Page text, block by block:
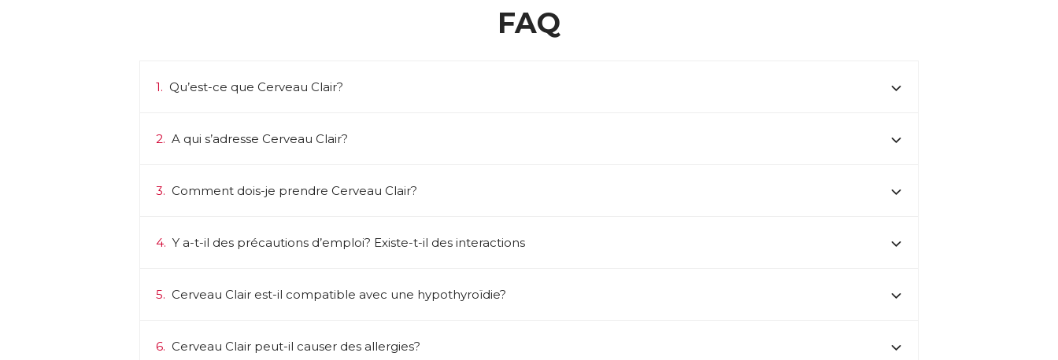
FAQ
1. Qu’est-ce que Cerveau Clair?
2. A qui s’adresse Cerveau Clair?
3. Comment dois-je prendre Cerveau Clair?
4. Y a-t-il des précautions d’emploi? Existe-t-il des interactions
5. Cerveau Clair est-il compatible avec une hypothyroïdie?
6. Cerveau Clair peut-il causer des allergies?